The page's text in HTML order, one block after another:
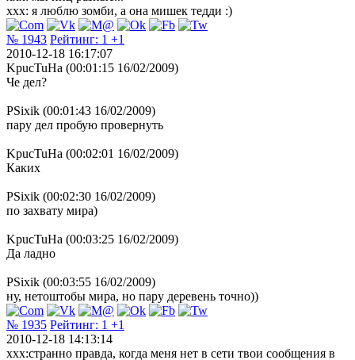
xxx: я люблю зомби, а она мишек тедди :)
№ 1943 Рейтинг: 1 +1
2010-12-18 16:17:07
KpucTuHa (00:01:15 16/02/2009)
Че дел?
PSixik (00:01:43 16/02/2009)
пару дел пробую провернуть
KpucTuHa (00:02:01 16/02/2009)
Каких
PSixik (00:02:30 16/02/2009)
по захвату мира)
KpucTuHa (00:03:25 16/02/2009)
Да ладно
PSixik (00:03:55 16/02/2009)
ну, нетоштобы мира, но пару деревень точно))
№ 1935 Рейтинг: 1 +1
2010-12-18 14:13:14
xxx:странно правда, когда меня нет в сети твои сообщения в